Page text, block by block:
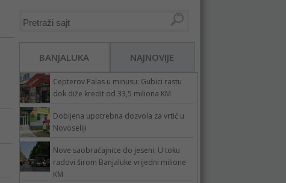
BANJALUKA NAJNOVIJE
Cepterov Palas u minusu: Gubici rastu
dok diže kredit od 33,5 miliona KM
Dobijena upotrebna dozvola za vrtić u
Novoseliji
Nove saobraćajnice do jeseni: U toku
radovi širom Banjaluke vrijedni milione
KM